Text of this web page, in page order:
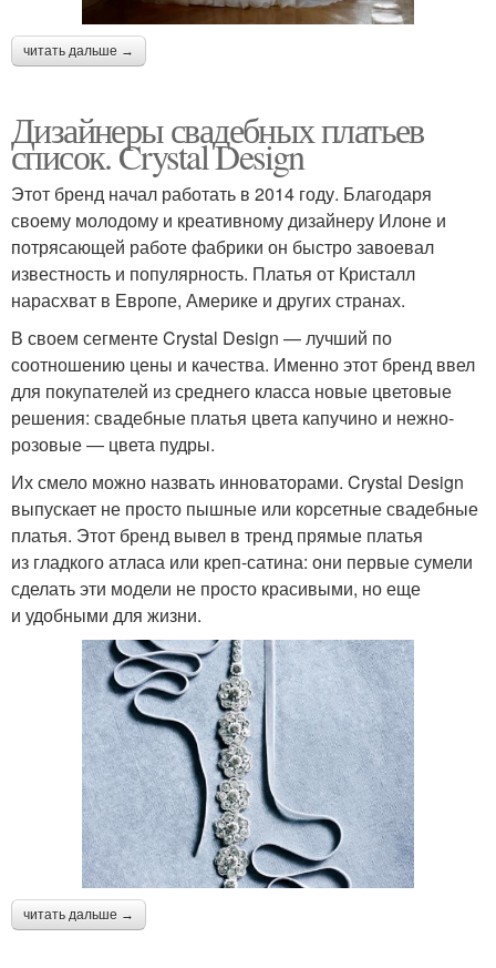
читать дальше →
Дизайнеры свадебных платьев
список. Crystal Design
Этот бренд начал работать в 2014 году. Благодаря
своему молодому и креативному дизайнеру Илоне и
потрясающей работе фабрики он быстро завоевал
известность и популярность. Платья от Кристалл
нарасхват в Европе, Америке и других странах.
В своем сегменте Crystal Design — лучший по
соотношению цены и качества. Именно этот бренд ввел
для покупателей из среднего класса новые цветовые
решения: свадебные платья цвета капучино и нежно-
розовые — цвета пудры.
Их смело можно назвать инноваторами. Crystal Design
выпускает не просто пышные или корсетные свадебные
платья. Этот бренд вывел в тренд прямые платья
из гладкого атласа или креп-сатина: они первые сумели
сделать эти модели не просто красивыми, но еще
и удобными для жизни.
читать дальше →